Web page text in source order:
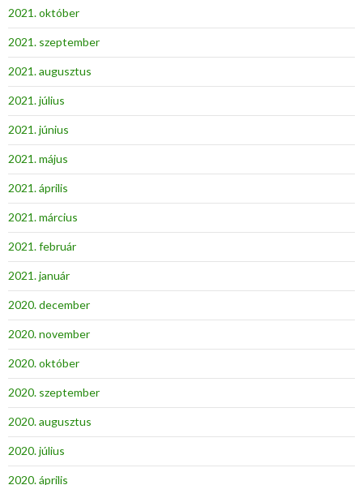
2021. október
2021. szeptember
2021. augusztus
2021. július
2021. június
2021. május
2021. április
2021. március
2021. február
2021. január
2020. december
2020. november
2020. október
2020. szeptember
2020. augusztus
2020. július
2020. április